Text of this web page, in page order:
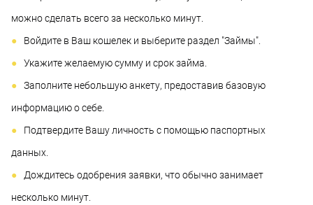
можно сделать всего за несколько минут.
Войдите в Ваш кошелек и выберите раздел "Займы".
Укажите желаемую сумму и срок займа.
Заполните небольшую анкету, предоставив базовую
информацию о себе.
Подтвердите Вашу личность с помощью паспортных
данных.
Дождитесь одобрения заявки, что обычно занимает
несколько минут.